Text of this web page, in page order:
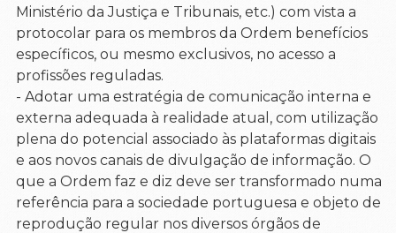
Ministério da Justiça e Tribunais, etc.) com vista a
protocolar para os membros da Ordem benefícios
específicos, ou mesmo exclusivos, no acesso a
profissões reguladas.
- Adotar uma estratégia de comunicação interna e
externa adequada à realidade atual, com utilização
plena do potencial associado às plataformas digitais
e aos novos canais de divulgação de informação. O
que a Ordem faz e diz deve ser transformado numa
referência para a sociedade portuguesa e objeto de
reprodução regular nos diversos órgãos de